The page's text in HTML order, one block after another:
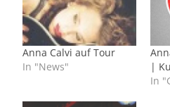
Anna Calvi auf Tour
In "News"
|
In